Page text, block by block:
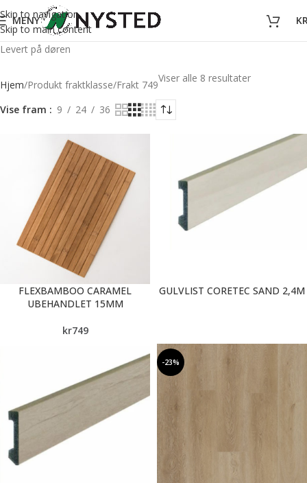
Skip to navigation
Skip to main content
MENY
Levert på døren
Hjem Produkt fraktklasse Frakt 749
Viser alle 8 resultater
Vise fram 9 24 36
FLEXBAMBOO CARAMEL
UBEHANDLET 15MM
kr749
GULVLIST CORETEC SAND 2,4M
-23%